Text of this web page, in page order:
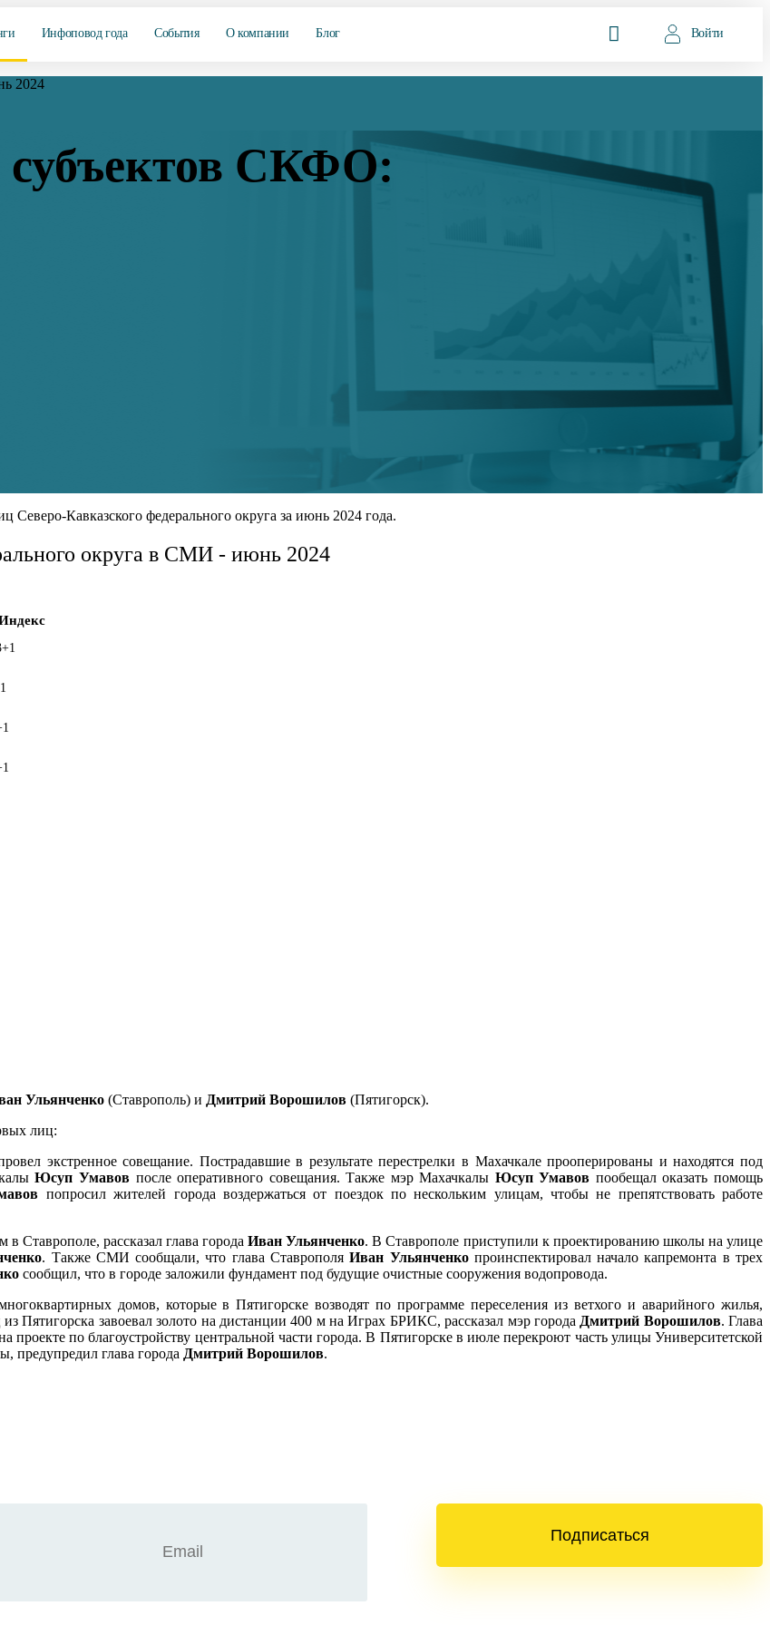
Инфоповод года События О компании Блог Войти
2024
субъектов СКФО:
Кавказского федерального округа за июнь 2024 года.
округа в СМИ - июнь 2024
+1
Ульянченко (Ставрополь) и Дмитрий Ворошилов (Пятигорск).
лиц:
экстренное совещание. Пострадавшие в результате перестрелки в Махачкале прооперированы и находятся под
Юсуп Умавовпосле оперативного совещания. Также мэр Махачкалы Юсуп Умавов пообещал оказать помощь
попросил жителей города воздержаться от поездок по нескольким улицам, чтобы не препятствовать работе
Ставрополе, рассказал глава городаИван Ульянченко. В Ставрополе приступили к проектированию школы на улице
. Также СМИ сообщали, что глава СтаврополяИван Ульянченкопроинспектировал начало капремонта в трех
сообщил, что в городе заложили фундамент под будущие очистные сооружения водопровода.
домов, которые в Пятигорске возводят по программе переселения из ветхого и аварийного жилья,
Пятигорска завоевал золото на дистанции 400 м на Играх БРИКС, рассказал мэр города Дмитрий Ворошилов. Глава
проекте по благоустройству центральной части города. В Пятигорске в июле перекроют часть улицы Университетской
предупредил глава города Дмитрий Ворошилов.